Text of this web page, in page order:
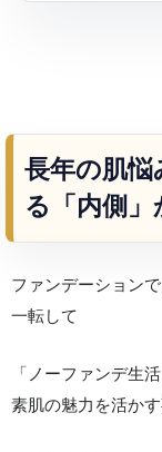
長年の肌悩
る「内側」
ファンデーション
一転して
「ノーファンデ生
素肌の魅力を活か